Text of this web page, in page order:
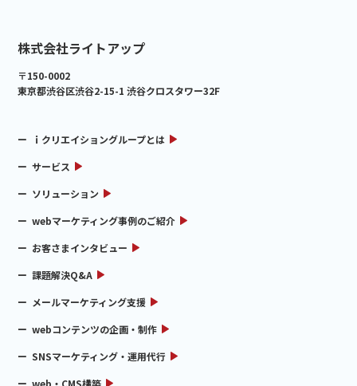
株式会社ライトアップ
〒150-0002
東京都渋谷区渋谷2-15-1 渋谷クロスタワー32F
ｉクリエイショングループとは
サービス
ソリューション
webマーケティング事例のご紹介
お客さまインタビュー
課題解決Q&A
メールマーケティング支援
webコンテンツの企画・制作
SNSマーケティング・運用代行
web・CMS構築